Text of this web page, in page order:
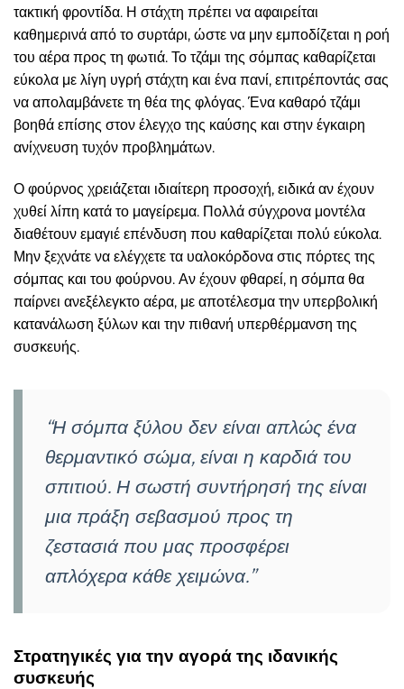
τακτική φροντίδα. Η στάχτη πρέπει να αφαιρείται
καθημερινά από το συρτάρι, ώστε να μην εμποδίζεται η ροή
του αέρα προς τη φωτιά. Το τζάμι της σόμπας καθαρίζεται
εύκολα με λίγη υγρή στάχτη και ένα πανί, επιτρέποντάς σας
να απολαμβάνετε τη θέα της φλόγας. Ένα καθαρό τζάμι
βοηθά επίσης στον έλεγχο της καύσης και στην έγκαιρη
ανίχνευση τυχόν προβλημάτων.
Ο φούρνος χρειάζεται ιδιαίτερη προσοχή, ειδικά αν έχουν
χυθεί λίπη κατά το μαγείρεμα. Πολλά σύγχρονα μοντέλα
διαθέτουν εμαγιέ επένδυση που καθαρίζεται πολύ εύκολα.
Μην ξεχνάτε να ελέγχετε τα υαλοκόρδονα στις πόρτες της
σόμπας και του φούρνου. Αν έχουν φθαρεί, η σόμπα θα
παίρνει ανεξέλεγκτο αέρα, με αποτέλεσμα την υπερβολική
κατανάλωση ξύλων και την πιθανή υπερθέρμανση της
συσκευής.
“Η σόμπα ξύλου δεν είναι απλώς ένα
θερμαντικό σώμα, είναι η καρδιά του
σπιτιού. Η σωστή συντήρησή της είναι
μια πράξη σεβασμού προς τη
ζεστασιά που μας προσφέρει
απλόχερα κάθε χειμώνα.”
Στρατηγικές για την αγορά της ιδανικής
συσκευής